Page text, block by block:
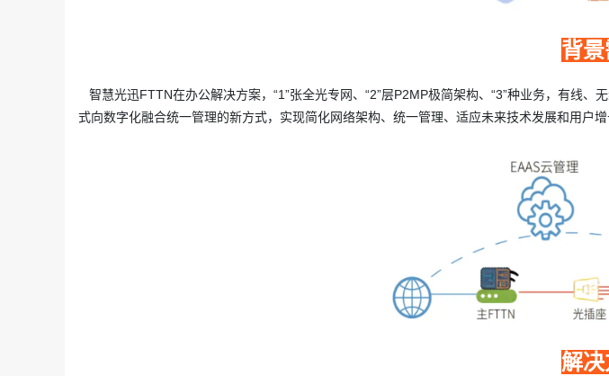
背
智慧光迅FTTN在办公解决方案，“1”张全光专网、“2”层P2MP极简架构、“3”种业务，有线
式向数字化融合统一管理的新方式，实现简化网络架构、统一管理、适应未来技术发展和用户增
解